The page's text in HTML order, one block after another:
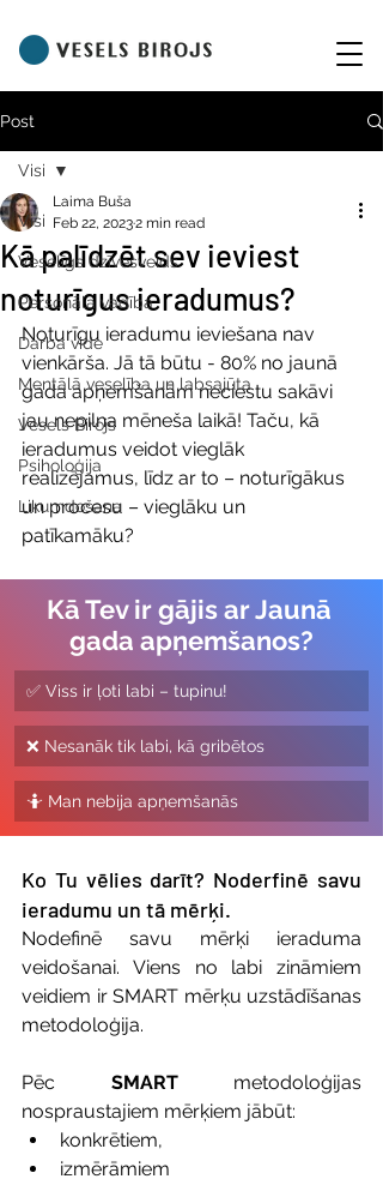
Post
Visi
Veselīgs dzīvesveids
Personāla vadība
Darba vide
Mentālā veselība un labsajūta
Vesels Birojs
Psiholoģija
Likumdošana
Visi
Kā palīdzēt sev ieviest
noturīgus ieradumus?
Laima Buša
Feb 22, 20232 min read
Noturīgu ieradumu ieviešana nav
vienkārša. Jā tā būtu - 80% no jaunā
gada apņemšanām neciestu sakāvi
jau nepilna mēneša laikā! Taču, kā
ieradumus veidot vieglāk
realizējamus, līdz ar to – noturīgākus
un procesu – vieglāku un
patīkamāku?
Kā Tev ir gājis ar Jaunā
gada apņemšanos?
✅ Viss ir ļoti labi – tupinu!
❌ Nesanāk tik labi, kā gribētos
🤷 Man nebija apņemšanās
Ko Tu vēlies darīt? Noderfinē savu
ieradumu un tā mērķi.
Nodefinē savu mērķi ieraduma
veidošanai. Viens no labi zināmiem
veidiem ir SMART mērķu uzstādīšanas
metodoloģija.
Pēc SMART metodoloģijas
nospraustajiem mērķiem jābūt:
konkrētiem,
izmērāmiem